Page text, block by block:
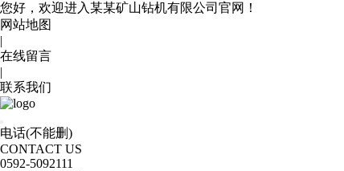
您好，欢迎进入某某矿山钻机有限公司官网！
网站地图
|
在线留言
|
联系我们
电话(不能删)
CONTACT US
0592-5092111